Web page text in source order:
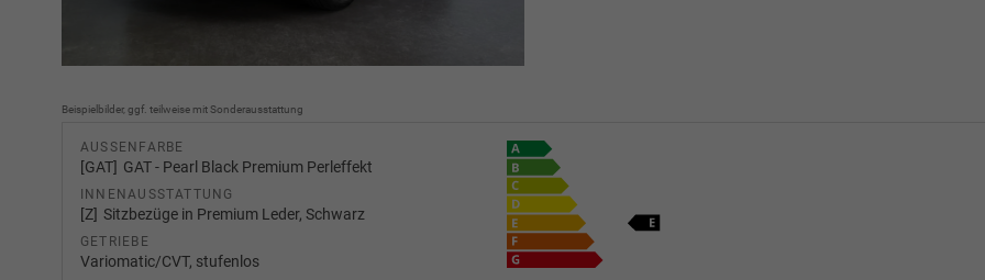
Beispielbilder, ggf. teilweise mit Sonderausstattung
AUSSENFARBE
GAT GAT - Pearl Black Premium Perleffekt
INNENAUSSTATTUNG
Z Sitzbezüge in Premium Leder, Schwarz
GETRIEBE
Variomatic/CVT, stufenlos